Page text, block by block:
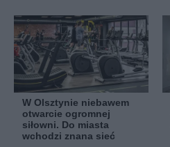
W Olsztynie niebawem
otwarcie ogromnej
siłowni. Do miasta
wchodzi znana sieć